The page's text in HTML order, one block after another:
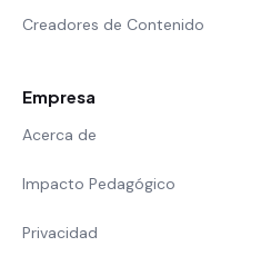
Creadores de Contenido
Empresa
Acerca de
Impacto Pedagógico
Privacidad